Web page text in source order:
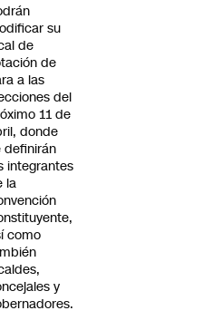
su
de
de
a las
del
11 de
donde
definirán
integrantes
la
como
y